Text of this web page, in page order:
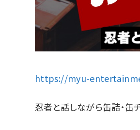
https://myu-
忍者と話しながら缶詰・缶